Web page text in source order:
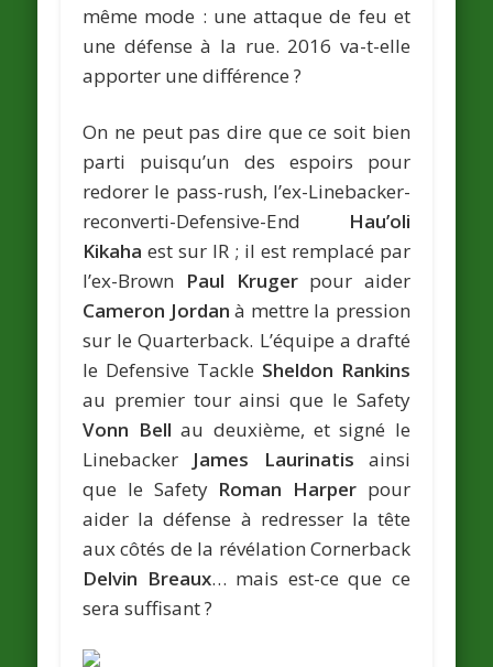
même mode : une attaque de feu et
une défense à la rue. 2016 va-t-elle
apporter une différence ?
On ne peut pas dire que ce soit bien
parti puisqu’un des espoirs pour
redorer le pass-rush, l’ex-Linebacker-
reconverti-Defensive-End Hau’oli
Kikaha est sur IR ; il est remplacé par
l’ex-Brown Paul Krugerpour aider
Cameron Jordan à mettre la pression
sur le Quarterback. L’équipe a drafté
le Defensive Tackle Sheldon Rankins
au premier tour ainsi que le Safety
Vonn Bell au deuxième, et signé le
Linebacker James Laurinatis ainsi
que le Safety Roman Harper pour
aider la défense à redresser la tête
aux côtés de la révélation Cornerback
Delvin Breaux… mais est-ce que ce
sera suffisant ?